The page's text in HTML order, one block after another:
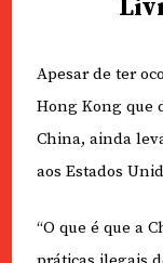
Apesar de ter
Hong Kong que
China, ainda
aos Estados
“O que é que a